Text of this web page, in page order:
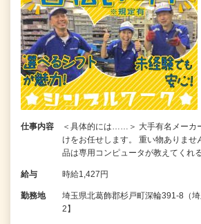
仕事内容
＜具体的には……＞ 大手有名メーカ
けをお任せします。 重い物ありませ
品は専用コンピュータが教えてくれ
給与 時給1,427円
勤務地
埼玉県北葛飾郡杉戸町深輪391-8（
2】